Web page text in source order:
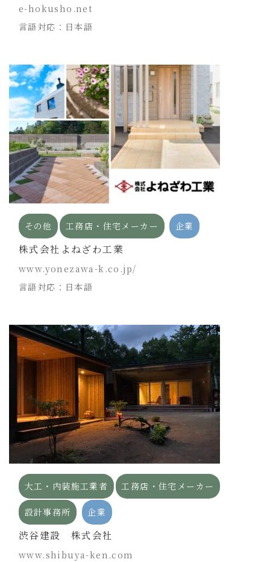
e-hokusho.net
言語対応：日本語
その他 工務店・住宅メーカー 企業
株式会社よねざわ工業
www.yonezawa-k.co.jp/
言語対応：日本語
大工・内装施工業者 工務店・住宅メーカー
設計事務所 企業
渋谷建設 株式会社
www.shibuya-ken.com